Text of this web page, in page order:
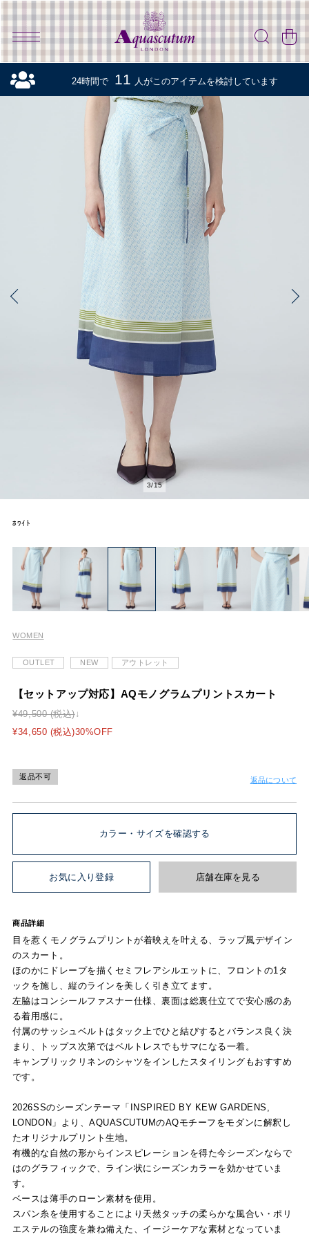
3/15
ﾎﾜｲﾄ
WOMEN
OUTLET NEW アウトレット
【セットアップ対応】AQモノグラムプリントスカート
¥49,500 (税込)
¥34,650 (税込)30%OFF
返品不可 返品について
カラー・サイズを確認する
お気に入り登録 店舗在庫を見る
商品詳細
目を惹くモノグラムプリントが着映えを叶える、ラップ風デザイン
のスカート。
ほのかにドレープを描くセミフレアシルエットに、フロントの1タ
ックを施し、縦のラインを美しく引き立てます。
左脇はコンシールファスナー仕様、裏面は総裏仕立てで安心感のあ
る着用感に。
付属のサッシュベルトはタック上でひと結びするとバランス良く決
まり、トップス次第ではベルトレスでもサマになる一着。
キャンブリックリネンのシャツをインしたスタイリングもおすすめ
です。
2026SSのシーズンテーマ「INSPIRED BY KEW GARDENS,
LONDON」より、AQUASCUTUMのAQモチーフをモダンに解釈し
たオリジナルプリント生地。
有機的な自然の形からインスピレーションを得た今シーズンならで
はのグラフィックで、ライン状にシーズンカラーを効かせていま
す。
ベースは薄手のローン素材を使用。
スパン糸を使用することにより天然タッチの柔らかな風合い・ポリ
エステルの強度を兼ね備えた、イージーケアな素材となっていま
24時間で 11 人がこのアイテムを検討しています